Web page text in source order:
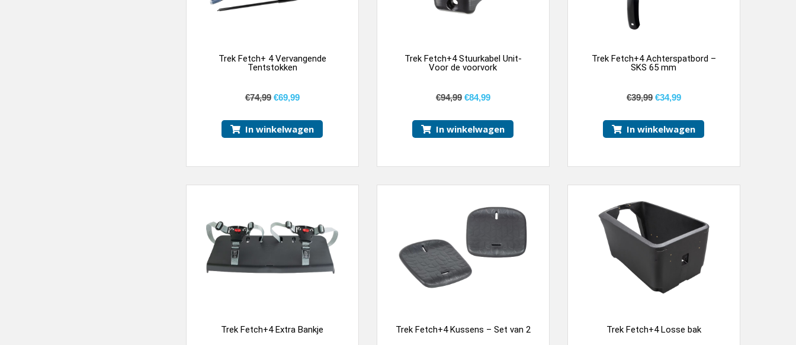
Trek Fetch+ 4 Vervangende
Tentstokken
€74,99 €69,99
In winkelwagen
Trek Fetch+4 Stuurkabel Unit-
Voor de voorvork
€94,99 €84,99
In winkelwagen
Trek Fetch+4 Achterspatbord –
SKS 65 mm
€39,99 €34,99
In winkelwagen
Trek Fetch+4 Extra Bankje Trek Fetch+4 Kussens – Set van 2 Trek Fetch+4 Losse bak